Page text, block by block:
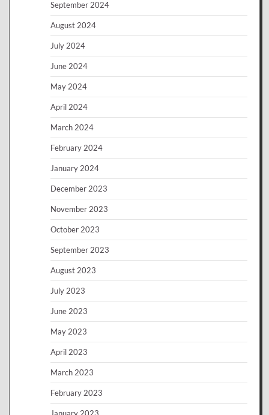
September 2024
August 2024
July 2024
June 2024
May 2024
April 2024
March 2024
February 2024
January 2024
December 2023
November 2023
October 2023
September 2023
August 2023
July 2023
June 2023
May 2023
April 2023
March 2023
February 2023
January 2023